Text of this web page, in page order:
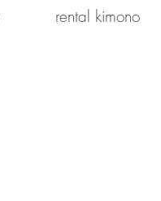
rental kimono